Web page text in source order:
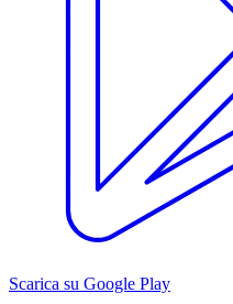
Scarica su Google Play